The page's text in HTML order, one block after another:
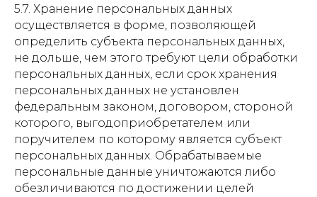
5.7. Хранение персональных данных
осуществляется в форме, позволяющей
определить субъекта персональных данных,
не дольше, чем этого требуют цели обработки
персональных данных, если срок хранения
персональных данных не установлен
федеральным законом, договором, стороной
которого, выгодоприобретателем или
поручителем по которому является субъект
персональных данных. Обрабатываемые
персональные данные уничтожаются либо
обезличиваются по достижении целей